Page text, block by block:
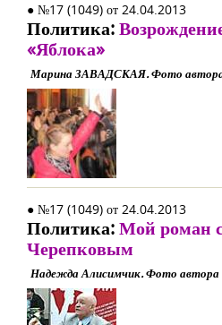
● №17 (1049) от 24.04.2013
Политика:
«Яблока»
Марина ЗАВАДСКАЯ. Фото
● №17 (1049) от 24.04.2013
Политика:Мой роман
Черепковым
Надежда Алисимчик. Фото автора